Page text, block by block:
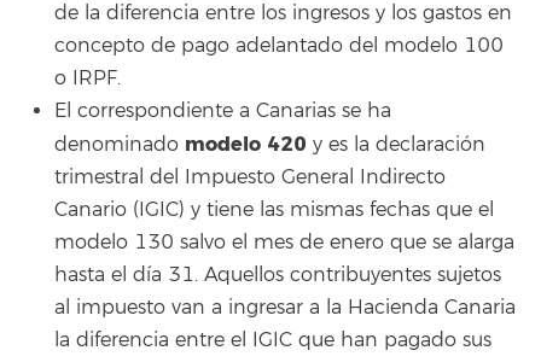
de la diferencia entre los ingresos y los gastos en
concepto de pago adelantado del modelo 100
o IRPF.
El correspondiente a Canarias se ha
denominado modelo 420 y es la declaración
trimestral del Impuesto General Indirecto
Canario (IGIC) y tiene las mismas fechas que el
modelo 130 salvo el mes de enero que se alarga
hasta el día 31. Aquellos contribuyentes sujetos
al impuesto van a ingresar a la Hacienda Canaria
la diferencia entre el IGIC que han pagado sus